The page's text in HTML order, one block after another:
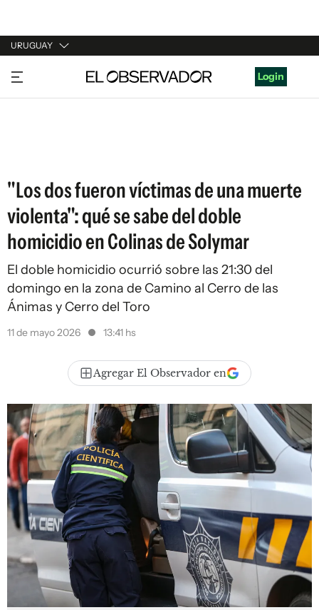
URUGUAY
URUGUAY
ARGENTINA
Login
"Los dos fueron víctimas de una muerte
violenta": qué se sabe del doble
homicidio en Colinas de Solymar
El doble homicidio ocurrió sobre las 21:30 del
domingo en la zona de Camino al Cerro de las
Ánimas y Cerro del Toro
11 de mayo 2026 13:41 hs
Agregar El Observador en